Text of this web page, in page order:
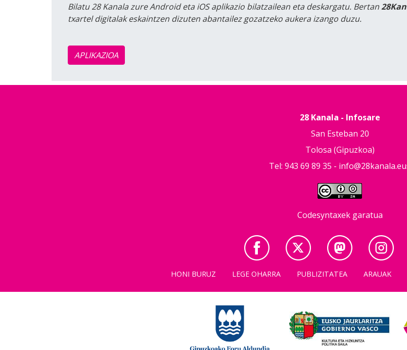
Bilatu 28 Kanala zure Android eta iOS aplikazio bilatzailean eta deskargatu. Bertan
txartel digitalak eskaintzen dizuten abantailez gozatzeko aukera izango duzu.
APLIKAZIOA
28 Kanala - Infosare
San Esteban 20
Tolosa (Gipuzkoa)
Tel: 943 69 89 35 -
Codesyntaxek garatua
HONI BURUZ LEGE OHARRA PUBLIZITATEA ARAUAK